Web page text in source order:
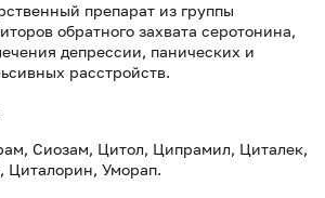
препарат из группы
обратного захвата серотонина,
депрессии, панических и
расстройств.
Сиозам, Цитол, Ципрамил, Циталек,
Циталорин, Уморап.